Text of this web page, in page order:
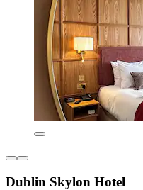
Dublin Skylon Hotel